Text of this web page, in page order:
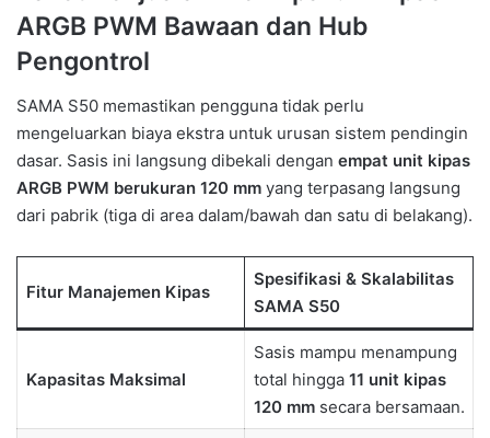
ARGB PWM Bawaan dan Hub
Pengontrol
SAMA S50 memastikan pengguna tidak perlu
mengeluarkan biaya ekstra untuk urusan sistem pendingin
dasar. Sasis ini langsung dibekali dengan empat unit kipas
ARGB PWM berukuran 120 mm yang terpasang langsung
dari pabrik (tiga di area dalam/bawah dan satu di belakang).
Fitur Manajemen Kipas
Spesifikasi & Skalabilitas
SAMA S50
Kapasitas Maksimal
Sasis mampu menampung
total hingga 11 unit kipas
120 mmsecara bersamaan.